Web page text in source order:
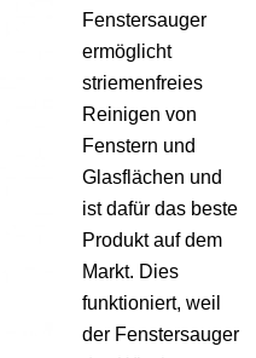
Fenstersauger
ermöglicht
striemenfreies
Reinigen von
Fenstern und
Glasflächen und
ist dafür das beste
Produkt auf dem
Markt. Dies
funktioniert, weil
der Fenstersauger